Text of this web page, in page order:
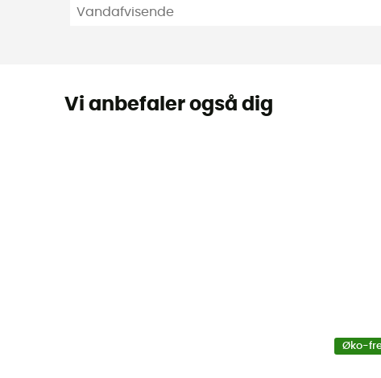
Vandafvisende
Vi anbefaler også dig
Øko-